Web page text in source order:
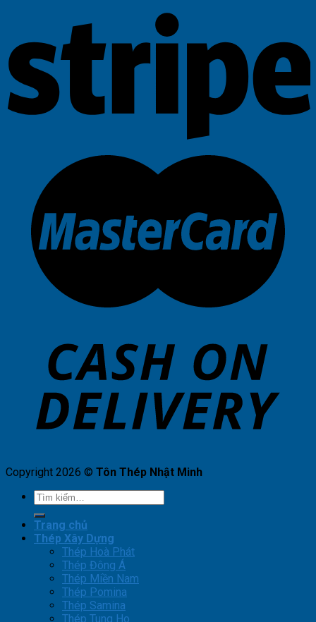
Copyright 2026 © Tôn Thép Nhật Minh
Tìm
kiếm:
Trang chủ
Thép Xây Dựng
Thép Hoà Phát
Thép Đông Á
Thép Miền Nam
Thép Pomina
Thép Samina
Thép Tung Ho